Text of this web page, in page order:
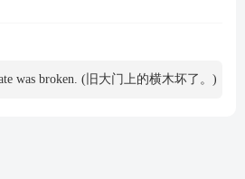
was broken. (旧大门上的横木坏了。)